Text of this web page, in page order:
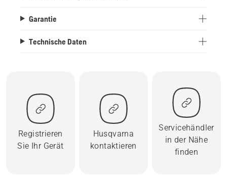
Garantie
Technische Daten
Registrieren
Sie Ihr Gerät
Husqvarna
kontaktieren
Servicehändler
in der Nähe
finden